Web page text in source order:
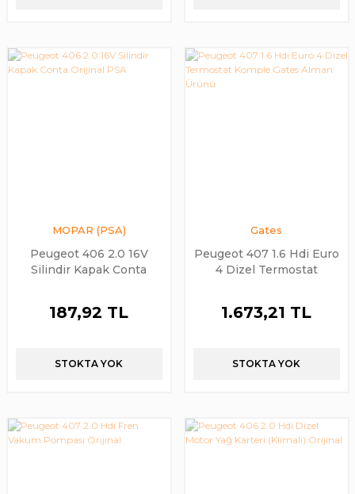
MOPAR (PSA)
Peugeot 406 2.0 16V
Silindir Kapak Conta
187,92 TL
STOKTA YOK
Gates
Peugeot 407 1.6 Hdi Euro
4 Dizel Termostat
1.673,21 TL
STOKTA YOK